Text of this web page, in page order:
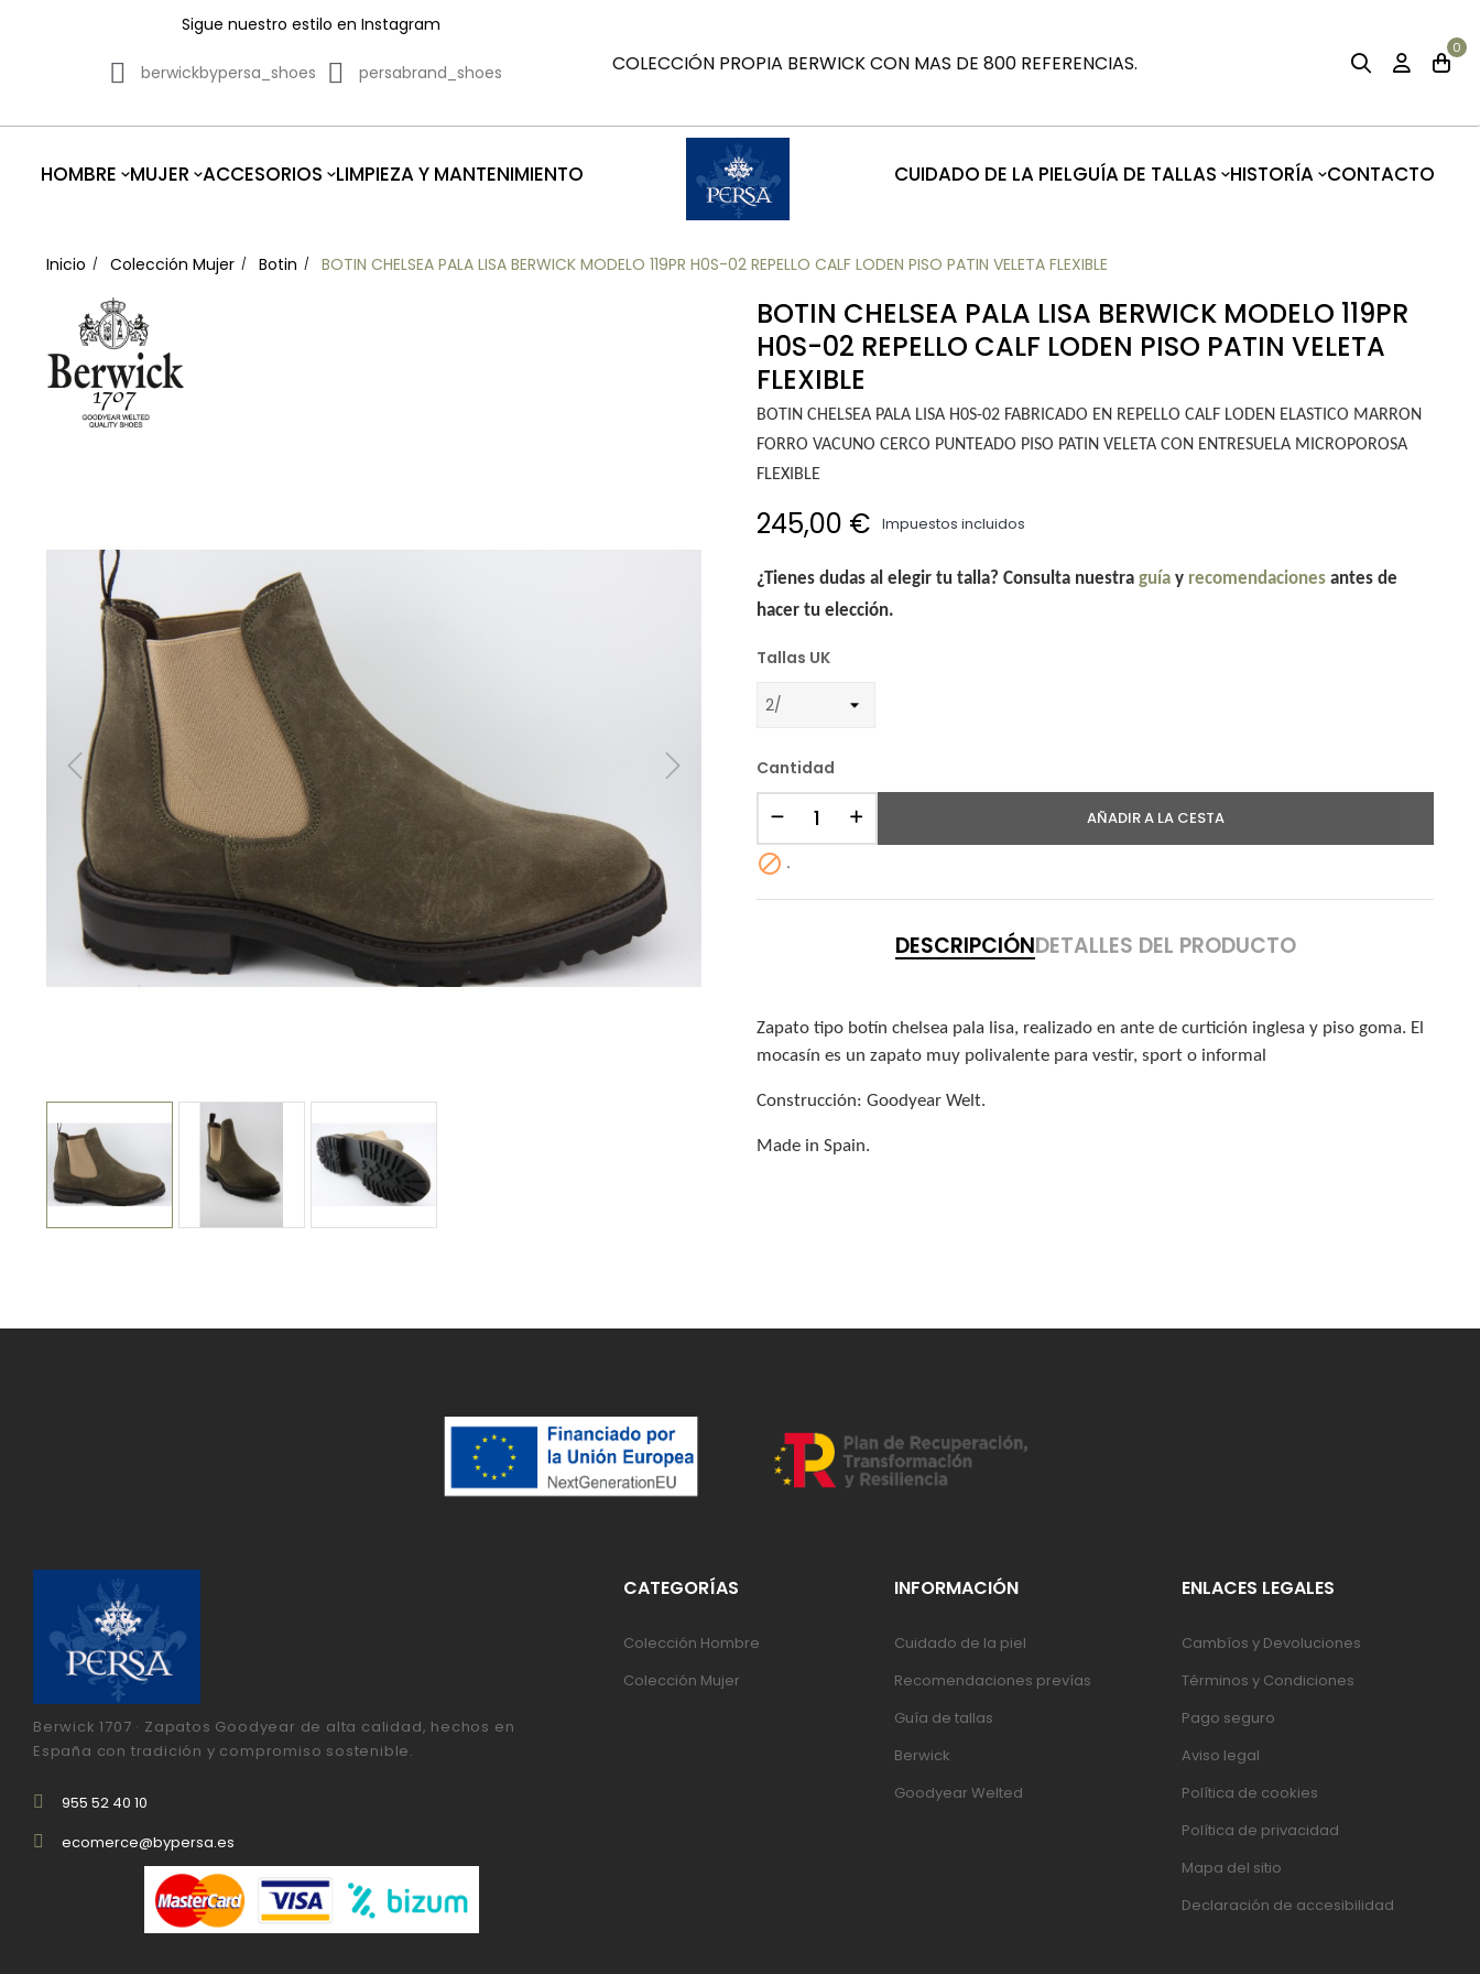
Sigue nuestro estilo en Instagram
berwickbypersa_shoes persabrand_shoes COLECCIÓN PROPIA BERWICK CON MAS DE 800 REFERENCIAS.
0
HOMBRE MUJER ACCESORIOS LIMPIEZA Y MANTENIMIENTO CUIDADO DE LA PIELGUÍA DE TALLAS HISTORÍA CONTACTO
Inicio Colección Mujer Botin BOTIN CHELSEA PALA LISA BERWICK MODELO 119PR H0S-02 REPELLO CALF LODEN PISO PATIN VELETA FLEXIBLE
BOTIN CHELSEA PALA LISA BERWICK MODELO 119PR
H0S-02 REPELLO CALF LODEN PISO PATIN VELETA
FLEXIBLE
BOTIN CHELSEA PALA LISA H0S-02 FABRICADO EN REPELLO CALF LODEN ELASTICO MARRON
FORRO VACUNO CERCO PUNTEADO PISO PATIN VELETA CON ENTRESUELA MICROPOROSA
FLEXIBLE
245,00 € Impuestos incluidos
¿Tienes dudas al elegir tu talla? Consulta nuestra guíay recomendacionesantes de
hacer tu elección.
Tallas UK
Cantidad
AÑADIR A LA CESTA
 .
DESCRIPCIÓNDETALLES DEL PRODUCTO
Zapato tipo botín chelsea pala lisa, realizado en ante de curtición inglesa y piso goma. El
mocasín es un zapato muy polivalente para vestir, sport o informal
Construcción: Goodyear Welt.
Made in Spain.
Berwick 1707 · Zapatos Goodyear de alta calidad, hechos en
España con tradición y compromiso sostenible.
955 52 40 10
ecomerce@bypersa.es
CATEGORÍAS
Colección Hombre
Colección Mujer
INFORMACIÓN
Cuidado de la piel
Recomendaciones prevías
Guía de tallas
Berwick
Goodyear Welted
ENLACES LEGALES
Cambíos y Devoluciones
Términos y Condiciones
Pago seguro
Aviso legal
Política de cookies
Política de privacidad
Mapa del sitio
Declaración de accesibilidad